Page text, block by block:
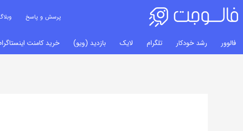
پرسش و پاسخ
فالوور رشد خودکار تلگرام لایک بازدید (ویو) خرید کامنت